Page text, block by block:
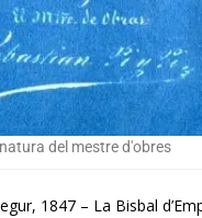
del mestre d'obres
1847 – La Bisbal